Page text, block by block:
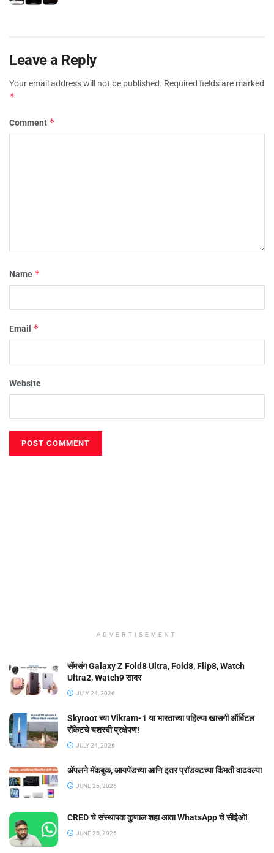
Leave a Reply
Your email address will not be published. Required fields are marked
*
Comment *
Name *
Email *
Website
ADVERTISEMENT
सॅमसंग Galaxy Z Fold8 Ultra, Fold8, Flip8, Watch
Ultra2, Watch9 सादर
JULY 24, 2026
Skyroot च्या Vikram-1 या भारताच्या पहिल्या खासगी ऑर्बिटल
रॉकेटचे यशस्वी प्रक्षेपण!
JULY 24, 2026
ॲपलने मॅकबुक, आयपॅडच्या आणि इतर प्रॉडक्टच्या किंमती वाढवल्या
JUNE 25, 2026
CRED चे संस्थापक कुणाल शहा आता WhatsApp चे सीईओ!
JUNE 25, 2026